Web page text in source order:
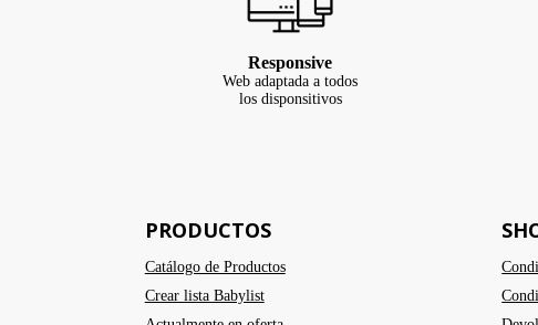
Responsive
Web adaptada a todos
los disponsitivos
PRODUCTOS
Catálogo de Productos
Crear lista Babylist